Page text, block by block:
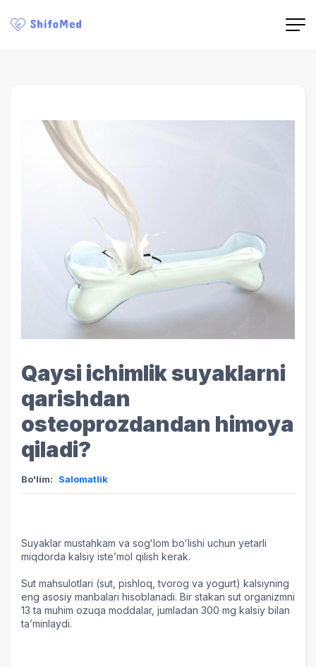
Qaysi ichimlik suyaklarni
qarishdan
osteoprozdandan himoya
qiladi?
Bo'lim: Salomatlik
Suyaklar mustahkam va sogʻlom boʻlishi uchun yetarli
miqdorda kalsiy isteʼmol qilish kerak.
Sut mahsulotlari (sut, pishloq, tvorog va yogurt) kalsiyning
eng asosiy manbalari hisoblanadi. Bir stakan sut organizmni
13 ta muhim ozuqa moddalar, jumladan 300 mg kalsiy bilan
taʼminlaydi.